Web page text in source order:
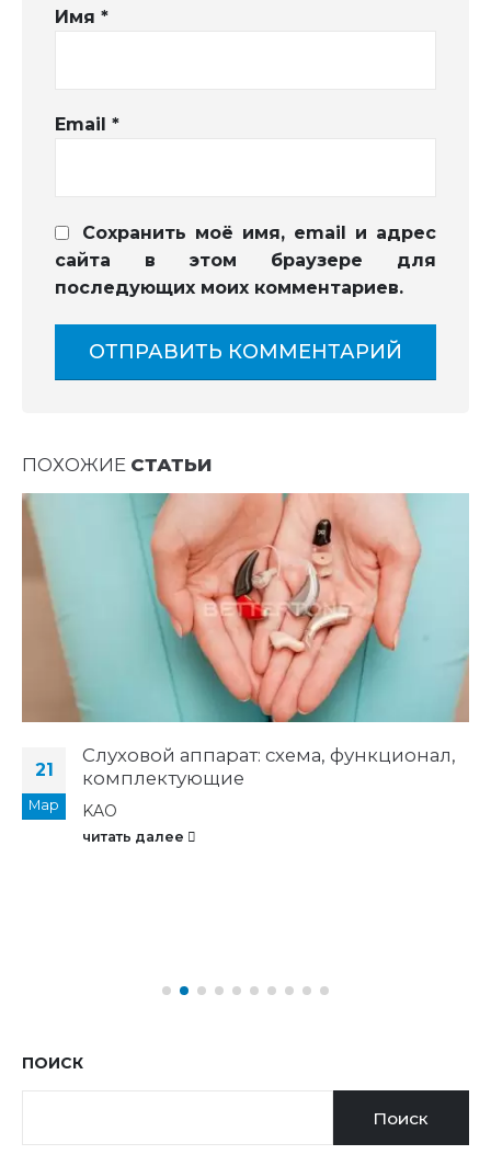
Имя *
Email *
Сохранить моё имя, email и адрес
сайта в этом браузере для
последующих моих комментариев.
ПОХОЖИЕ СТАТЬИ
21
Мар
Слуховой аппарат: схема, функционал,
комплектующие
KAO
читать далее
ПОИСК
Поиск